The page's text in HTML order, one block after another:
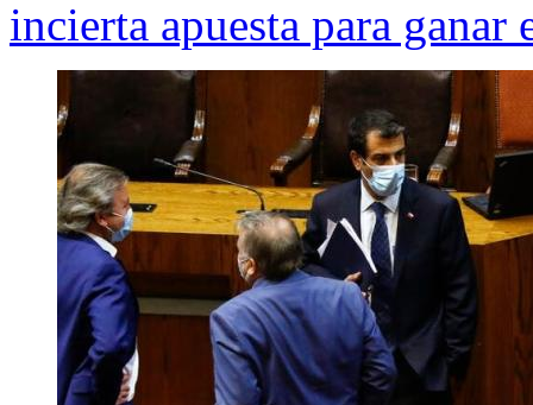
incierta apuesta para ganar